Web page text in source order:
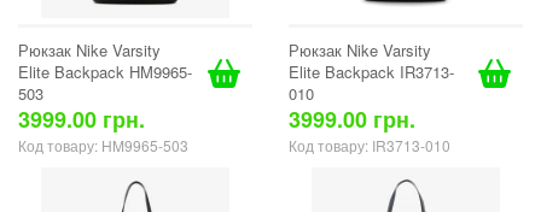
Рюкзак Nike Varsity
Elite Backpack HM9965-
503
3999.00 грн.
Код товару: HM9965-503
Рюкзак Nike Varsity
Elite Backpack IR3713-
010
3999.00 грн.
Код товару: IR3713-010